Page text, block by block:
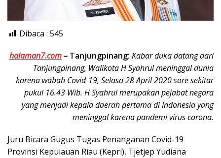
Dibaca : 545
halaman7.com– Tanjungpinang: Kabar duka datang dari
Tanjungpinang, Walikota H Syahrul meninggal dunia
karena wabah Covid-19, Selasa 28 April 2020 sore sekitar
pukul 16.43 Wib. H Syahrul merupakan pejabat negara
yang menjadi kepala daerah pertama di Indonesia yang
meninggal karena pandemi virus corona.
Juru Bicara Gugus Tugas Penanganan Covid-19
Provinsi Kepulauan Riau (Kepri), Tjetjep Yudiana